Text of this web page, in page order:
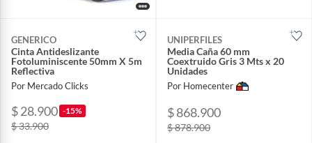
GENERICO
Cinta Antideslizante
Fotoluminiscente 50mm X 5m
Reflectiva
Por Mercado Clicks
$ 28.900 -15%
$ 33.900
UNIPERFILES
Media Caña 60 mm
Coextruido Gris 3 Mts x 20
Unidades
Por Homecenter
$ 868.900
$ 878.900